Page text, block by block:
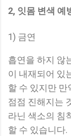
2, 잇몸 변색 예
1) 금연
흡연을 하지 않
이 내재되어 있
할 수 있지만 만
점점 진해지는
라닌 색소의 침
할 수 있습니다.